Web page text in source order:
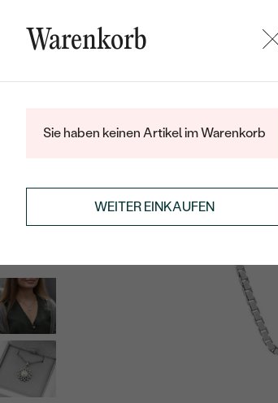
SOMMER-BLACK-FRIDAY: -25
ÜBER UNS MAGAZINSCHMUCK NACH MASS
ANHÄNGER / KETTENPERLENKETTEN
Warenkorb
Sie haben keinen Artikel im Warenkorb
WEITER EINKAUFEN